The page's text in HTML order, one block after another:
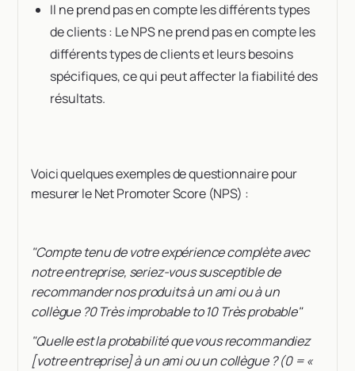
Il ne prend pas en compte les différents types
de clients : Le NPS ne prend pas en compte les
différents types de clients et leurs besoins
spécifiques, ce qui peut affecter la fiabilité des
résultats.
Voici quelques exemples de questionnaire pour
mesurer le Net Promoter Score (NPS) :
"Compte tenu de votre expérience complète avec
notre entreprise, seriez-vous susceptible de
recommander nos produits à un ami ou à un
collègue ?0 Très improbable to 10 Très probable"
"Quelle est la probabilité que vous recommandiez
[votre entreprise] à un ami ou un collègue ? (0 = «